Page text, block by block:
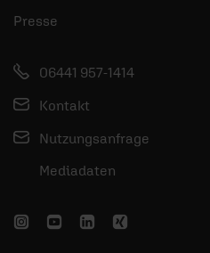
Presse
06441 957-1414
Kontakt
Nutzungsanfrage
Mediadaten